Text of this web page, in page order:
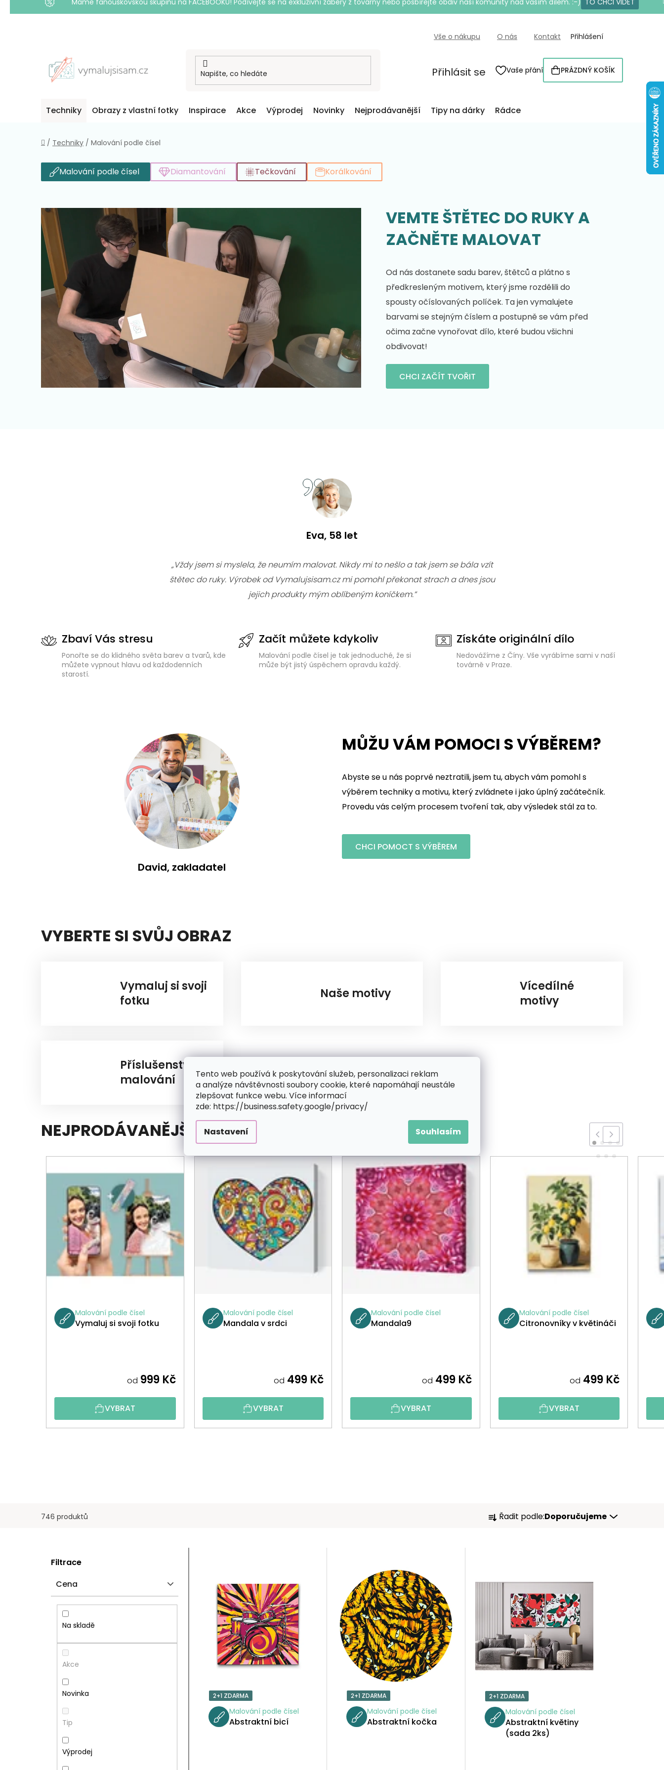
Tento web používá k poskytování služeb, personalizaci reklam
a analýze návštěvnosti soubory cookie, které napomáhají neustále
zlepšovat funkce webu. Více informací
zde: https://business.safety.google/privacy/
Nastavení Souhlasím
Máme fanouškovskou skupinu na FACEBOOKU! Podívejte se na exkluzivní záběry z továrny nebo posbírejte obdiv naší komunity nad vaším dílem. :-) TO CHCI VIDĚT
Vše o nákupu O nás Kontakt Přihlášení
Přihlásit se Vaše přání
NÁKUPNÍ
KOŠÍK
PRÁZDNÝ KOŠÍK
Techniky Obrazy z vlastní fotky Inspirace Akce Výprodej Novinky Nejprodávanější Tipy na dárky Rádce
Domů
/ Techniky / Malování podle čísel
Malování podle čísel Diamantování Tečkování Korálkování
VEMTE ŠTĚTEC DO RUKY A
ZAČNĚTE MALOVAT
Od nás dostanete sadu barev, štětců a plátno s
předkresleným motivem, který jsme rozdělili do
spousty očíslovaných políček. Ta jen vymalujete
barvami se stejným číslem a postupně se vám před
očima začne vynořovat dílo, které budou všichni
obdivovat!
CHCI ZAČÍT TVOŘIT
Eva, 58 let
„Vždy jsem si myslela, že neumím malovat. Nikdy mi to nešlo a tak jsem se bála vzít
štětec do ruky. Výrobek od Vymalujsisam.cz mi pomohl překonat strach a dnes jsou
jejich produkty mým oblíbeným koníčkem.”
Zbaví Vás stresu
Ponořte se do klidného světa barev a tvarů, kde
můžete vypnout hlavu od každodenních
starostí.
Začít můžete kdykoliv
Malování podle čísel je tak jednoduché, že si
může být jistý úspěchem opravdu každý.
Získáte originální dílo
Nedovážíme z Číny. Vše vyrábíme sami v naší
továrně v Praze.
David, zakladatel
MŮŽU VÁM POMOCI S VÝBĚREM?
Abyste se u nás poprvé neztratili, jsem tu, abych vám pomohl s
výběrem techniky a motivu, který zvládnete i jako úplný začátečník.
Provedu vás celým procesem tvoření tak, aby výsledek stál za to.
CHCI POMOCT S VÝBĚREM
VYBERTE SI SVŮJ OBRAZ
Vymaluj si svoji
fotku
Naše motivy
Vícedílné
motivy
Příslušenství k
malování
NEJPRODÁVANĚJŠÍ
Malování podle čísel
Vymaluj si svoji fotku
od 999 Kč
VYBRAT
Malování podle čísel
Mandala v srdci
od 499 Kč
VYBRAT
Malování podle čísel
Mandala9
od 499 Kč
VYBRAT
Malování podle čísel
Citronovníky v květináči
od 499 Kč
VYBRAT
746 produktů
Ř
E
P
R
O
D
U
Řadit podle:Doporučujeme
Filtrace
Cena
Na skladě
Akce
Novinka
Tip
Výprodej
2+1 ZDARMA
Malování podle čísel
Abstraktní bicí
2+1 ZDARMA
Malování podle čísel
Abstraktní kočka
2+1 ZDARMA
Malování podle čísel
Abstraktní květiny
(sada 2ks)